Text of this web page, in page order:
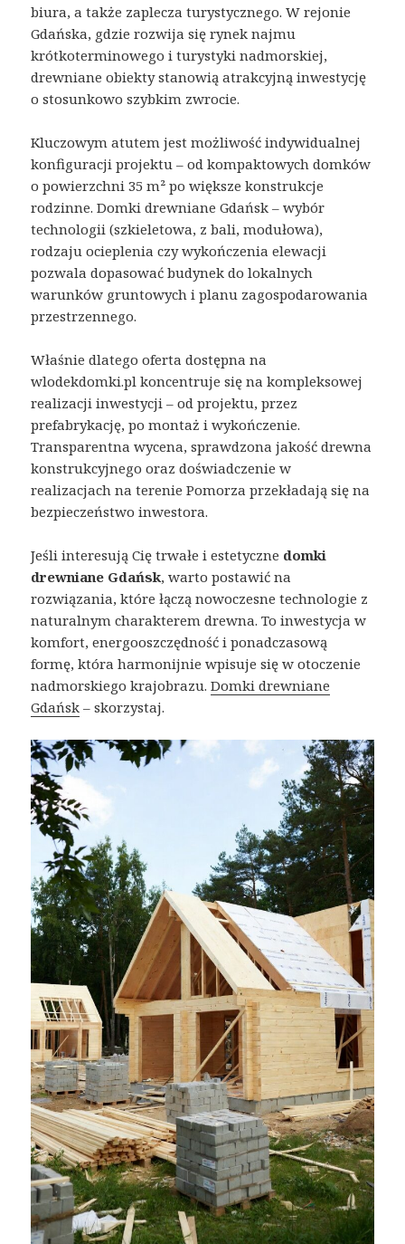
biura, a także zaplecza turystycznego. W rejonie
Gdańska, gdzie rozwija się rynek najmu
krótkoterminowego i turystyki nadmorskiej,
drewniane obiekty stanowią atrakcyjną inwestycję
o stosunkowo szybkim zwrocie.
Kluczowym atutem jest możliwość indywidualnej
konfiguracji projektu – od kompaktowych domków
o powierzchni 35 m² po większe konstrukcje
rodzinne. Domki drewniane Gdańsk – wybór
technologii (szkieletowa, z bali, modułowa),
rodzaju ocieplenia czy wykończenia elewacji
pozwala dopasować budynek do lokalnych
warunków gruntowych i planu zagospodarowania
przestrzennego.
Właśnie dlatego oferta dostępna na
wlodekdomki.pl koncentruje się na kompleksowej
realizacji inwestycji – od projektu, przez
prefabrykację, po montaż i wykończenie.
Transparentna wycena, sprawdzona jakość drewna
konstrukcyjnego oraz doświadczenie w
realizacjach na terenie Pomorza przekładają się na
bezpieczeństwo inwestora.
Jeśli interesują Cię trwałe i estetyczne domki
drewniane Gdańsk, warto postawić na
rozwiązania, które łączą nowoczesne technologie z
naturalnym charakterem drewna. To inwestycja w
komfort, energooszczędność i ponadczasową
formę, która harmonijnie wpisuje się w otoczenie
nadmorskiego krajobrazu.Domki drewniane
Gdańsk – skorzystaj.